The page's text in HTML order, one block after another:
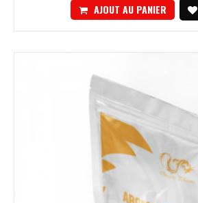
AJOUT AU PANIER